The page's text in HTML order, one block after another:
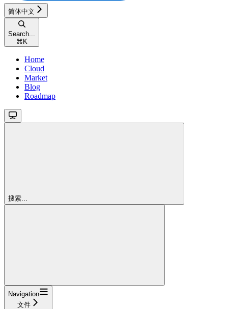
简体中文
Search...
⌘ K
Home
Cloud
Market
Blog
Roadmap
搜索...
Navigation
文件